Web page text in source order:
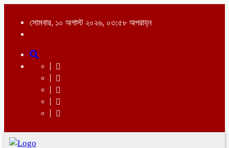
সোমবার, ১০ অগাস্ট ২০২৬, ০৩:৫৮ অপরাহ্ন